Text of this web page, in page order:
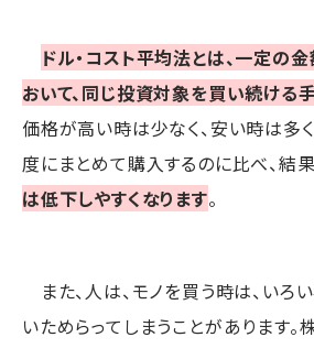
ドル・コスト平均法とは、一定の
おいて、同じ投資対象を買い続ける
価格が高い時は少なく、安い時は多
度にまとめて購入するのに比べ、結
は低下しやすくなります。
また、人は、モノを買う時は、いろ
いためらってしまうことがあります